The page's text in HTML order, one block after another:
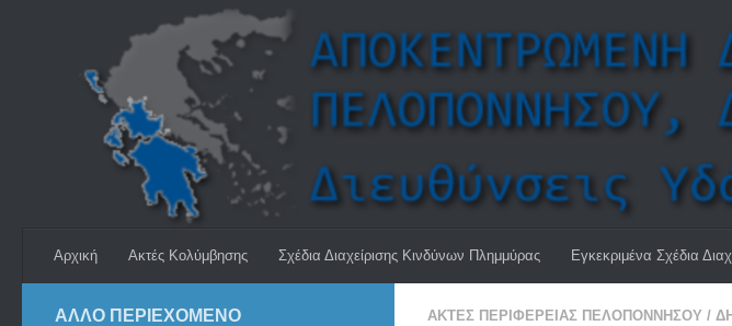
Αρχική Ακτές Κολύμβησης Σχέδια Διαχείρισης Κινδύνων Πλημμύρας Εγκεκριμένα Σχέδια
ΑΚΤΈΣ ΠΕΡΙΦΈΡΕΙΑΣ ΠΕΛΟΠΟΝΝΉΣΟΥ /
ΆΛΛΟ ΠΕΡΙΕΧΟΜΕΝΟ